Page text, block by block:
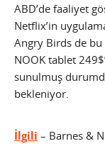
ABD’de faaliyet
Netflix’in
Angry Birds de
NOOK tablet
sunulmuş
bekleniyor.
İlgili – Barnes &